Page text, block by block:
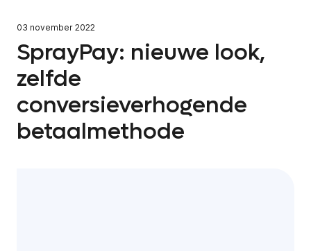
03 november 2022
SprayPay: nieuwe look,
zelfde
conversieverhogende
betaalmethode